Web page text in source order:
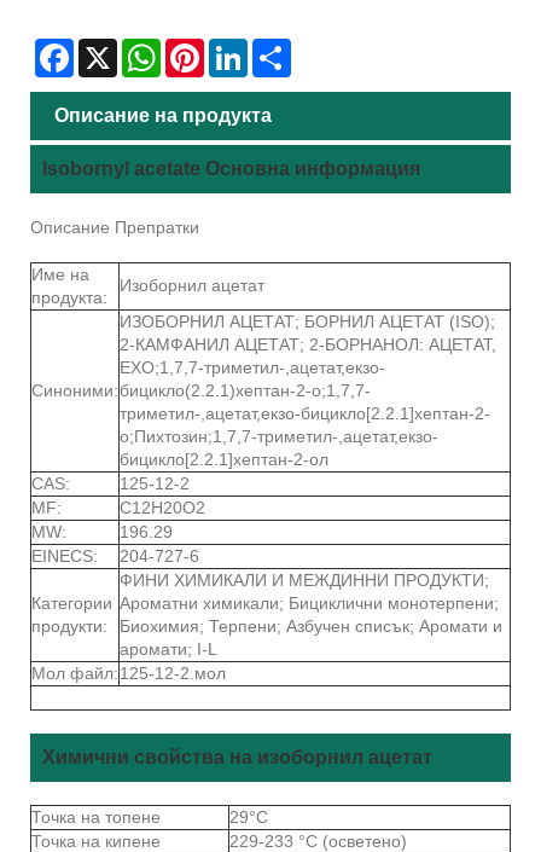
Facebook
X WhatsAppPinterestLinkedIn
Описание на продукта
Isobornyl acetate Основна информация
Описание Препратки
Име на
продукта:
Изоборнил ацетат
Синоними:
ИЗОБОРНИЛ АЦЕТАТ; БОРНИЛ АЦЕТАТ (ISO);
2-КАМФАНИЛ АЦЕТАТ; 2-БОРНАНОЛ: АЦЕТАТ,
EXO;1,7,7-триметил-,ацетат,екзо-
бицикло(2.2.1)хептан-2-о;1,7,7-
триметил-,ацетат,екзо-бицикло[2.2.1]хептан-2-
о;Пихтозин;1,7,7-триметил-,ацетат,екзо-
бицикло[2.2.1]хептан-2-ол
CAS:
125-12-2
MF:
C12H20O2
MW:
196.29
EINECS:
204-727-6
Категории
продукти:
ФИНИ ХИМИКАЛИ И МЕЖДИННИ ПРОДУКТИ;
Ароматни химикали; Бициклични монотерпени;
Биохимия; Терпени; Азбучен списък; Аромати и
аромати; I-L
Мол файл:125-12-2.мол
Химични свойства на изоборнил ацетат
Точка на топене
29°C
Точка на кипене
229-233 °C (осветено)